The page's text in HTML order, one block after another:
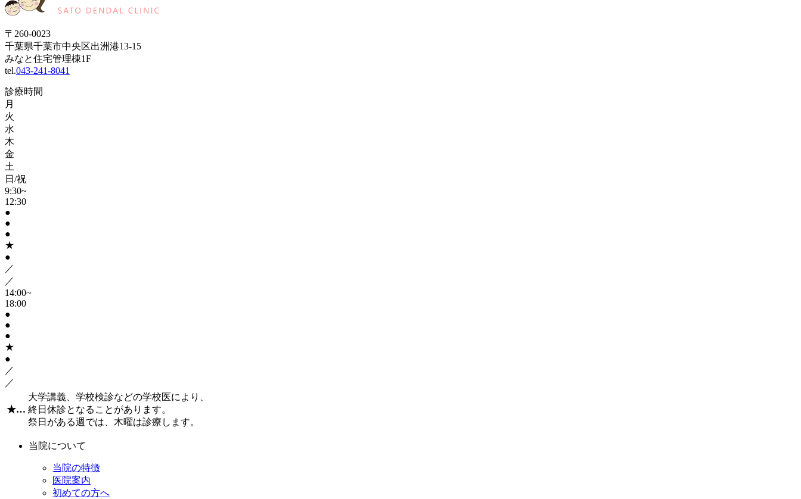
〒260-0023
千葉県千葉市中央区出洲港13-15
みなと住宅管理棟1F
tel.043-241-8041
診療時間
月
火
水
木
金
土
日/祝
9:30~
12:30
●
●
●
★
●
／
／
14:00~
18:00
●
●
●
★
●
／
／
★…
大学講義、学校検診などの学校医により、
終日休診となることがあります。
祭日がある週では、木曜は診療します。
当院について
当院の特徴
医院案内
初めての方へ